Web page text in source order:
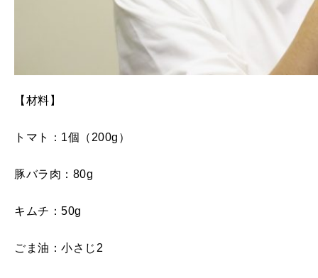
【材料】
トマト：1個（200g）
豚バラ肉：80g
キムチ：50g
ごま油：小さじ2